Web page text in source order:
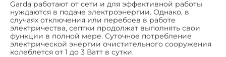
Garda работают от сети и для эффективной работы
нуждаются в подаче электроэнергии. Однако, в
случаях отключения или перебоев в работе
электричества, септки продолжат выполнять свои
функции в полной мере. Суточное потребление
электрической энергии очистительного сооружения
колеблется от 1 до 3 Ватт в сутки.